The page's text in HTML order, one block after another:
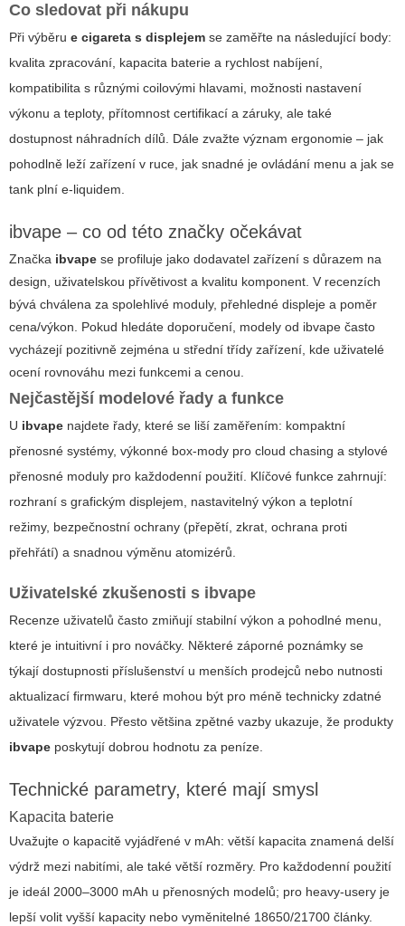
Co sledovat při nákupu
Při výběru e cigareta s displejem se zaměřte na následující body:
kvalita zpracování, kapacita baterie a rychlost nabíjení,
kompatibilita s různými coilovými hlavami, možnosti nastavení
výkonu a teploty, přítomnost certifikací a záruky, ale také
dostupnost náhradních dílů. Dále zvažte význam ergonomie – jak
pohodlně leží zařízení v ruce, jak snadné je ovládání menu a jak se
tank plní e-liquidem.
ibvape – co od této značky očekávat
Značka ibvape se profiluje jako dodavatel zařízení s důrazem na
design, uživatelskou přívětivost a kvalitu komponent. V recenzích
bývá chválena za spolehlivé moduly, přehledné displeje a poměr
cena/výkon. Pokud hledáte doporučení, modely od ibvape často
vycházejí pozitivně zejména u střední třídy zařízení, kde uživatelé
ocení rovnováhu mezi funkcemi a cenou.
Nejčastější modelové řady a funkce
U ibvape najdete řady, které se liší zaměřením: kompaktní
přenosné systémy, výkonné box-mody pro cloud chasing a stylové
přenosné moduly pro každodenní použití. Klíčové funkce zahrnují:
rozhraní s grafickým displejem, nastavitelný výkon a teplotní
režimy, bezpečnostní ochrany (přepětí, zkrat, ochrana proti
přehřátí) a snadnou výměnu atomizérů.
Uživatelské zkušenosti s ibvape
Recenze uživatelů často zmiňují stabilní výkon a pohodlné menu,
které je intuitivní i pro nováčky. Některé záporné poznámky se
týkají dostupnosti příslušenství u menších prodejců nebo nutnosti
aktualizací firmwaru, které mohou být pro méně technicky zdatné
uživatele výzvou. Přesto většina zpětné vazby ukazuje, že produkty
ibvape poskytují dobrou hodnotu za peníze.
Technické parametry, které mají smysl
Kapacita baterie
Uvažujte o kapacitě vyjádřené v mAh: větší kapacita znamená delší
výdrž mezi nabitími, ale také větší rozměry. Pro každodenní použití
je ideál 2000–3000 mAh u přenosných modelů; pro heavy-usery je
lepší volit vyšší kapacity nebo vyměnitelné 18650/21700 články.